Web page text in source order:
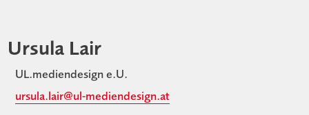
Ursula Lair
UL.mediendesign e.U.
ursula.lair@ul-mediendesign.at